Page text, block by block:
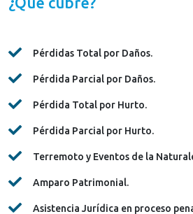
Pérdidas Total por Daños.
Pérdida Parcial por Daños.
Pérdida Total por Hurto.
Pérdida Parcial por Hurto.
Terremoto y Eventos de la
Amparo Patrimonial.
Asistencia Jurídica en proceso